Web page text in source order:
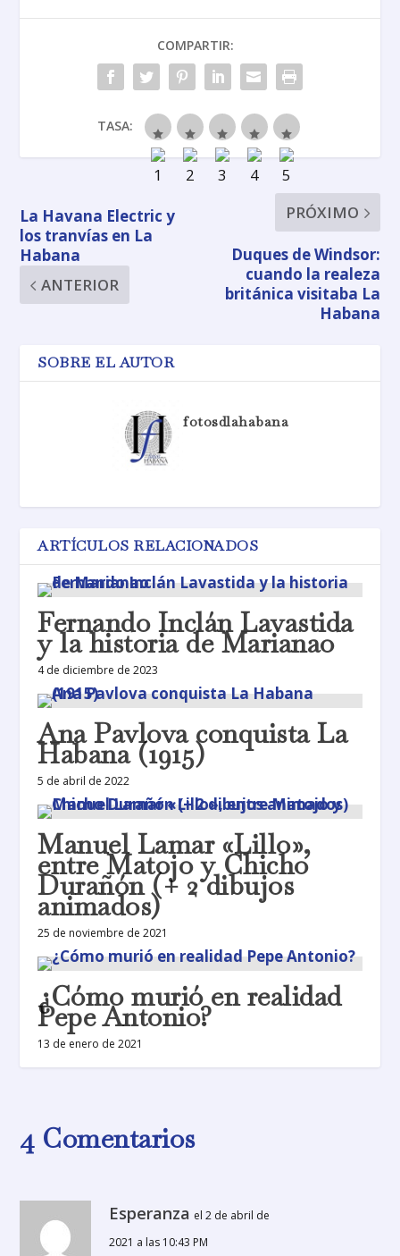
COMPARTIR:
TASA:
La Havana Electric y
los tranvías en La
Habana
ANTERIOR
PRÓXIMO
Duques de Windsor:
cuando la realeza
británica visitaba La
Habana
SOBRE EL AUTOR
fotosdlahabana
ARTÍCULOS RELACIONADOS
Fernando Inclán Lavastida
y la historia de Marianao
4 de diciembre de 2023
Ana Pavlova conquista La
Habana (1915)
5 de abril de 2022
Manuel Lamar «Lillo»,
entre Matojo y Chicho
Durañón (+ 2 dibujos
animados)
25 de noviembre de 2021
¿Cómo murió en realidad
Pepe Antonio?
13 de enero de 2021
4 Comentarios
Esperanza el 2 de abril de
2021 a las 10:43 PM